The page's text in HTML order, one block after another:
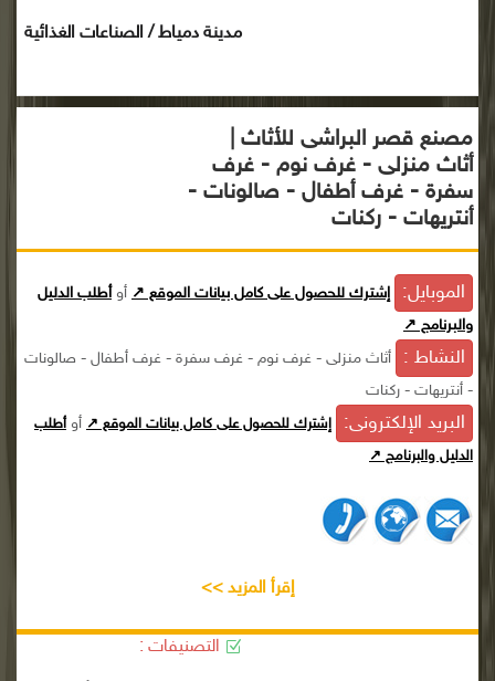
مدينة دمياط / الصناعات الغذائية
مصنع قصر البراشى للأثاث |
أثاث منزلى - غرف نوم - غرف
سفرة - غرف أطفال - صالونات -
أنتريهات - ركنات
الموبايل: إشترك للحصول على كامل بيانات الموقع ↗ أوأطلب الدليل
والبرنامج ↗
النشاط :
أثاث منزلى - غرف نوم - غرف سفرة - غرف أطفال - صالونات
- أنتريهات - ركنات
البريد الإلكترونى: إشترك للحصول على كامل بيانات الموقع ↗ أوأطلب
الدليل والبرنامج ↗
إقرأ المزيد >>
التصنيفات :